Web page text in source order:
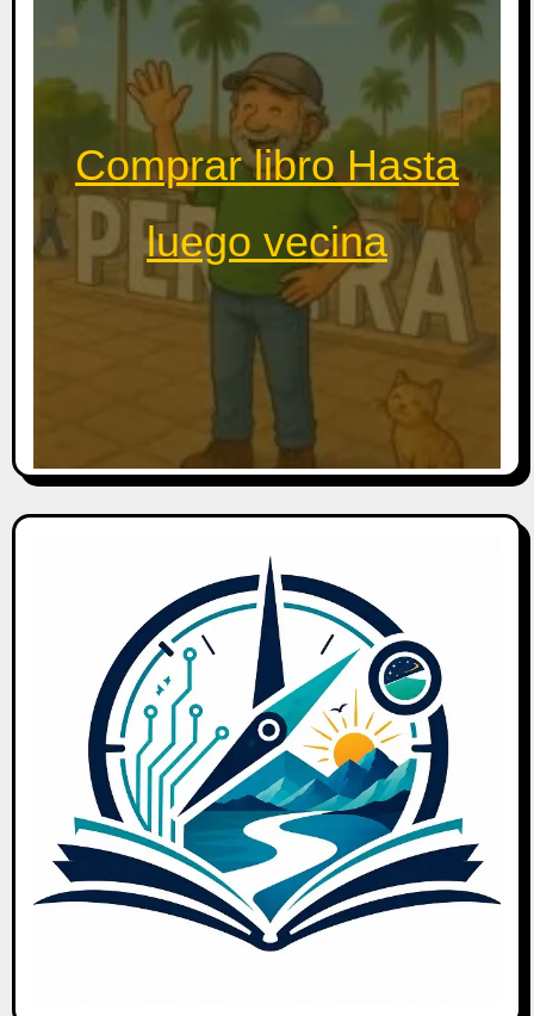
Comprar libro Hasta
luego vecina